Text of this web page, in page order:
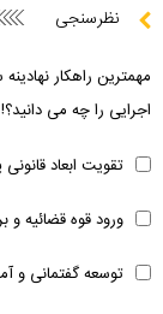
نظرسنجی
مهمترین راهکار
اجرایی را چه می دانید؟!
تقویت ابعاد قانونی
ورود قوه قضائیه و
توسعه گفتمانی و